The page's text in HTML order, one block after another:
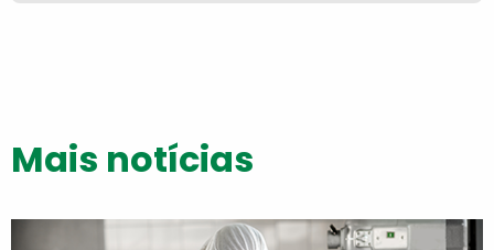
Mais notícias